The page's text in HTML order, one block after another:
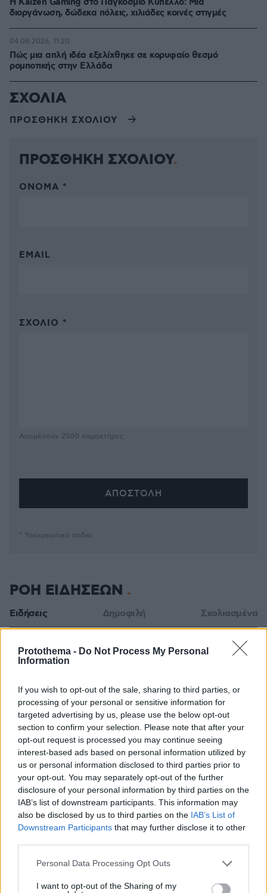
Protothema - Do Not Process My Personal
Information
If you wish to opt-out of the sale, sharing to third parties, or
processing of your personal or sensitive information for
targeted advertising by us, please use the below opt-out
section to confirm your selection. Please note that after your
opt-out request is processed you may continue seeing
interest-based ads based on personal information utilized by
us or personal information disclosed to third parties prior to
your opt-out. You may separately opt-out of the further
disclosure of your personal information by third parties on the
IAB’s list of downstream participants. This information may
also be disclosed by us to third parties on the IAB’s List of
Downstream Participants that may further disclose it to other
Please note that this website/app uses one or more Google
not limited to your visit or usage behaviour. You may click to
Personal Data Processing Opt Outs
I want to opt-out of the Sharing of my
H Kaizen Gaming στο Παγκόσμιο Kύπελλο: Μία
διοργάνωση, δώδεκα πόλεις, χιλιάδες κοινές στιγμές
Πώς μια απλή ιδέα εξελίχθηκε σε κορυφαίο θεσμό
ρομποτικής στην Ελλάδα
04.08.2026, 11:20
ΣΧΟΛΙΑ
ΠΡΟΣΘΗΚΗ ΣΧΟΛΙΟΥ
ΠΡΟΣΘΗΚΗ ΣΧΟΛΙΟΥ
ΌΝΟΜΑ *
EMAIL
ΣΧΌΛΙΟ *
Απομένουν 2500 χαρακτήρες
* Υποχρεωτικά πεδία
ΡΟΗ ΕΙΔΗΣΕΩΝ
Ειδήσεις Δημοφιλή Σχολιασμένα
Η Alexandria Ocasio-Cortez αποφάσισε να καταψύξει τα
ωάριά της
Οι Έλληνες και η γραβιέρα: Πώς έγινε το δεύτερο πιο
δημοφιλές τυρί της χώρας
Πώς μπορούμε να βοηθήσουμε τις γάτες που ζουν στις
γατοαποικίες της γειτονιάς μας
πριν 9 λεπτά
Όταν τα δέντρα... μιλούν: Τι μπορούν να αποκαλύψουν
για την υγεία τους στοιχεία όπως η ροή των χυμών τους
πριν 10 λεπτά
Ποδοσφαιριστής στη Βραζιλία έπεσε στο... κενό
πανηγυρίζοντας γκολ που εν τέλει ακυρώθηκε, δείτε
βίντεο
πριν 11 λεπτά
πριν 12 λεπτά